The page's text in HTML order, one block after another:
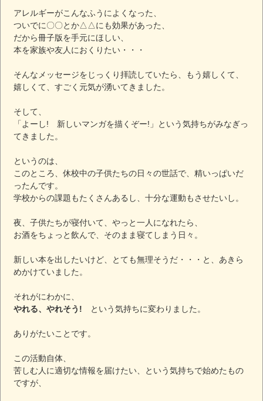
アレルギーがこんなふうによくなった、
ついでに〇〇とか△△にも効果があった、
だから冊子版を手元にほしい、
本を家族や友人におくりたい・・・
そんなメッセージをじっくり拝読していたら、もう嬉しくて、
嬉しくて、すごく元気が湧いてきました。
そして、
「よーし! 新しいマンガを描くぞー!」という気持ちがみなぎっ
てきました。
というのは、
このところ、休校中の子供たちの日々の世話で、精いっぱいだ
ったんです。
学校からの課題もたくさんあるし、十分な運動もさせたいし。
夜、子供たちが寝付いて、やっと一人になれたら、
お酒をちょっと飲んで、そのまま寝てしまう日々。
新しい本を出したいけど、とても無理そうだ・・・と、あきら
めかけていました。
それがにわかに、
やれる、やれそう!
という気持ちに変わりました。
ありがたいことです。
この活動自体、
苦しむ人に適切な情報を届けたい、という気持ちで始めたもの
ですが、